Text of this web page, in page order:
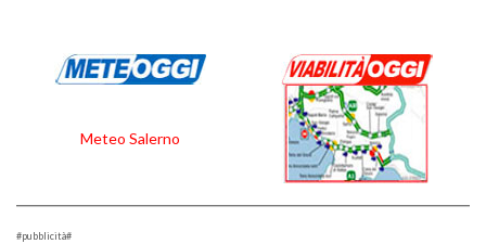
Meteo Salerno
#pubblicità#